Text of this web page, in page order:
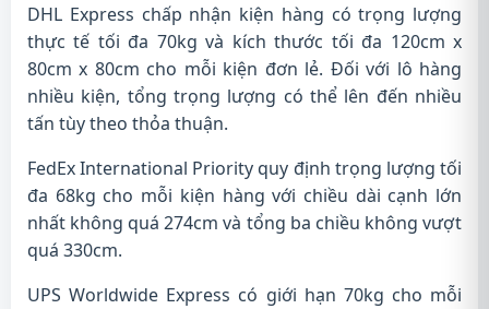
DHL Express chấp nhận kiện hàng có trọng lượng
thực tế tối đa 70kg và kích thước tối đa 120cm x
80cm x 80cm cho mỗi kiện đơn lẻ. Đối với lô hàng
nhiều kiện, tổng trọng lượng có thể lên đến nhiều
tấn tùy theo thỏa thuận.
FedEx International Priority quy định trọng lượng tối
đa 68kg cho mỗi kiện hàng với chiều dài cạnh lớn
nhất không quá 274cm và tổng ba chiều không vượt
quá 330cm.
UPS Worldwide Express có giới hạn 70kg cho mỗi